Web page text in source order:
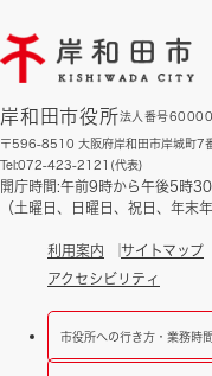
岸和田市役所法人番号
〒596-8510 大阪府岸和田市岸城町7
Tel:072-423-2121(代表)
開庁時間:午前9時から午後5時
（土曜日、日曜日、祝日、年末
利用案内 サイトマップ
アクセシビリティ
市役所への行き方・業務時間